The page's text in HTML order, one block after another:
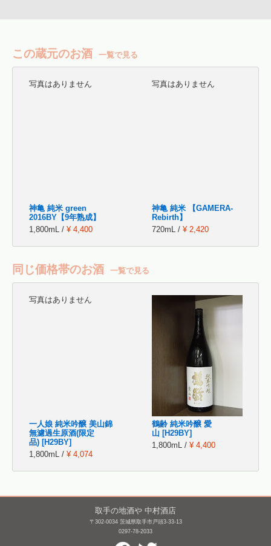
この蔵元のお酒 一覧で見る
写真はありません
神亀 純米 green
2016BY【9年熟成】
1,800mL / ¥ 4,400
写真はありません
神亀 純米 【GAMERA-
Rebirth】
720mL / ¥ 2,420
同じ価格帯のお酒 一覧で見る
写真はありません
一人娘 純米吟醸 美山錦
無濾過生原酒(限定
品) [H29BY]
1,800mL / ¥ 4,074
鶴齢 純米吟醸 愛
山 [H29BY]
1,800mL / ¥ 4,400
取手の地酒や 中村酒店
〒302-0034 茨城県取手市戸頭3-33-13
0297-78-2033